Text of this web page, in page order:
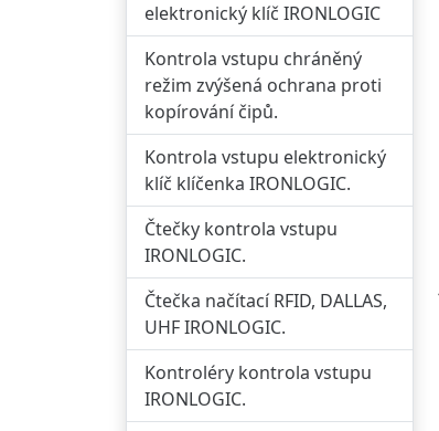
elektronický klíč IRONLOGIC
Kontrola vstupu chráněný
režim zvýšená ochrana proti
kopírování čipů.
Kontrola vstupu elektronický
klíč klíčenka IRONLOGIC.
Čtečky kontrola vstupu
IRONLOGIC.
Čtečka načítací RFID, DALLAS,
UHF IRONLOGIC.
Kontroléry kontrola vstupu
IRONLOGIC.